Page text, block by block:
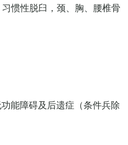
惯性脱臼，颈、胸、腰椎骨
能障碍及后遗症（条件兵除